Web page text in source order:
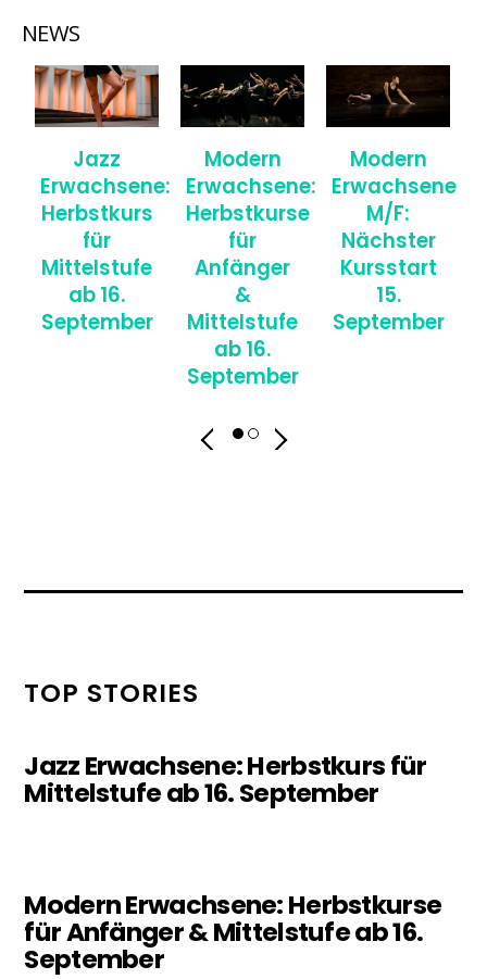
NEWS
Jazz
Erwachsene:
Herbstkurs
für
Mittelstufe
ab 16.
September
Modern
Erwachsene:
Herbstkurse
für
Anfänger
&
Mittelstufe
ab 16.
September
Modern
Erwachsene
M/F:
Nächster
Kursstart
15.
September
TOP STORIES
Jazz Erwachsene: Herbstkurs für
Mittelstufe ab 16. September
Modern Erwachsene: Herbstkurse
für Anfänger & Mittelstufe ab 16.
September